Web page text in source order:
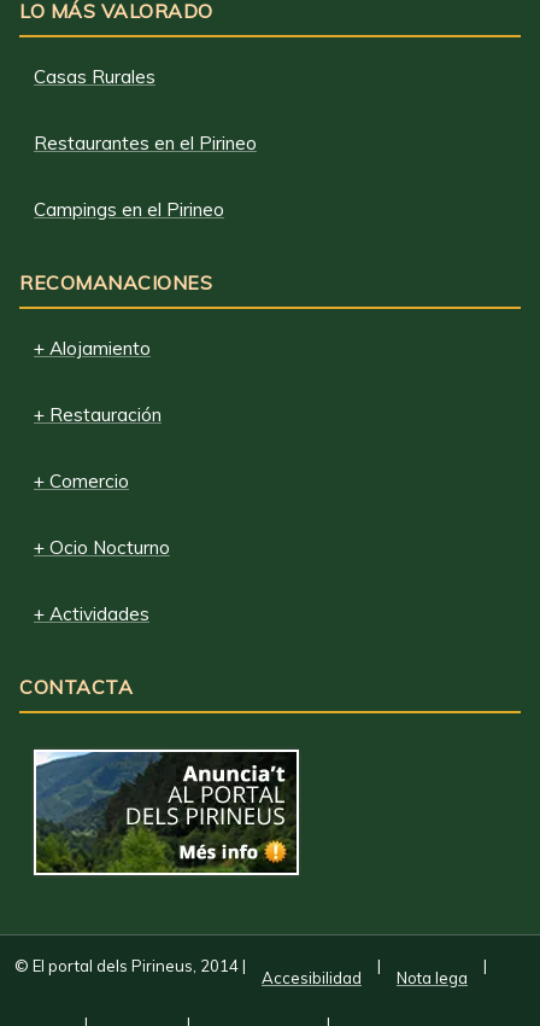
LO MÁS VALORADO
Casas Rurales
Restaurantes en el Pirineo
Campings en el Pirineo
RECOMANACIONES
+ Alojamiento
+ Restauración
+ Comercio
+ Ocio Nocturno
+ Actividades
CONTACTA
© El portal dels Pirineus, 2014|
Accesibilidad
|
Nota lega
|